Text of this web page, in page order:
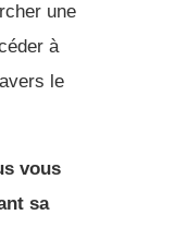
une
à
le
vous
sa